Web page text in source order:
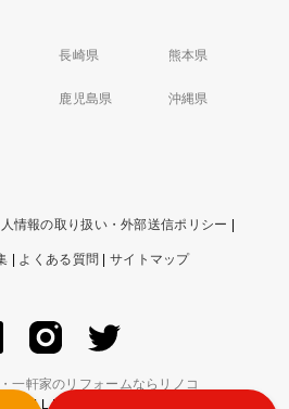
長崎県 熊本県
鹿児島県 沖縄県
情報の取り扱い・外部送信ポリシー |
| よくある質問 | サイトマップ
一軒家のリフォームならリノコ
ALL RIGHTS RESERVED.